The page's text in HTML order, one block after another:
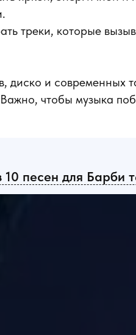
треки, которые
диско и современных
чтобы музыка
10 песен для Барби